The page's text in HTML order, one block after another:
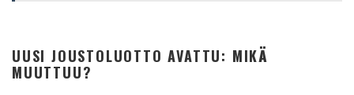
UUSI JOUSTOLUOTTO AVATTU: MIKÄ
MUUTTUU?